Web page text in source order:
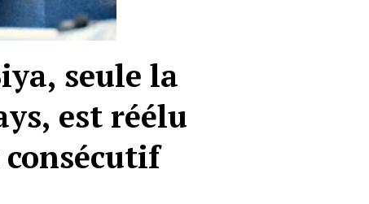
seule la
est réélu